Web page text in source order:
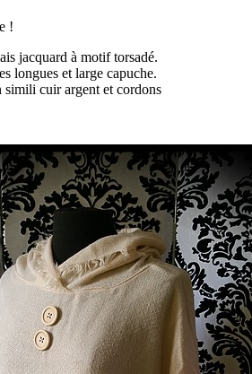
!
jacquard à motif torsadé.
longues et large capuche.
simili cuir argent et cordons